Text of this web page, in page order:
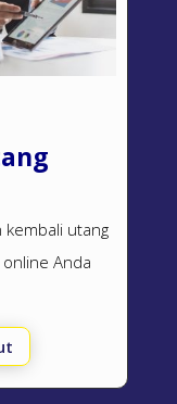
utang
Anda